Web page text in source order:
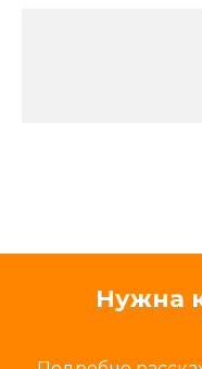
Нужна